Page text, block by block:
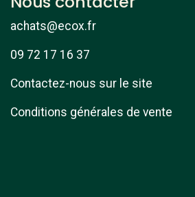
achats@ecox.fr
09 72 17 16 37
Contactez-nous sur le site
Conditions générales de vente